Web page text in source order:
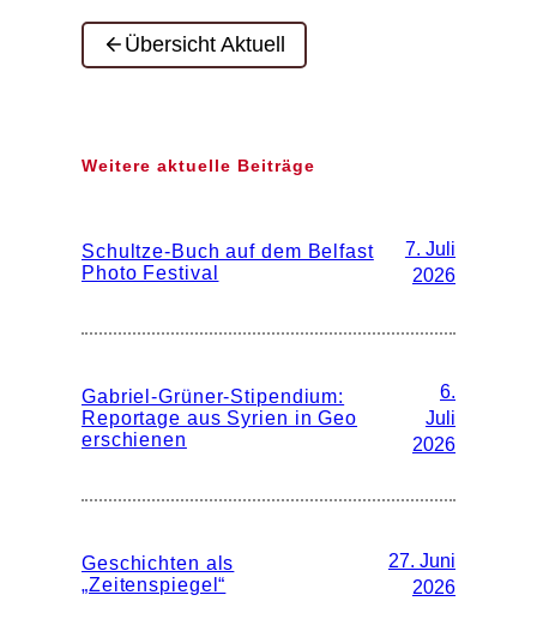
Übersicht Aktuell
Weitere aktuelle Beiträge
Schultze-Buch auf dem Belfast
Photo Festival
7. Juli
2026
Gabriel-Grüner-Stipendium:
Reportage aus Syrien in Geo
erschienen
6.
Juli
2026
Geschichten als
„Zeitenspiegel“
27. Juni
2026